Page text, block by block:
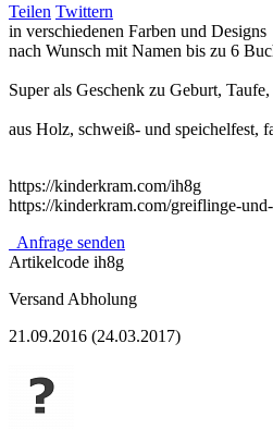
Teilen Twittern
in verschiedenen Farben und Designs
nach Wunsch mit Namen bis zu 6
Super als Geschenk zu Geburt, Taufe,
aus Holz, schweiß- und speichelfest,
https://kinderkram.com/ih8g
https://kinderkram.com/greiflinge-
Anfrage senden
Artikelcode ih8g
Versand Abholung
21.09.2016 (24.03.2017)